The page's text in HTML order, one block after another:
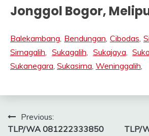
Jonggol Bogor,
Balekambang, Bendungan, Cibodas,
Sirnagalih, Sukagalih, Sukajaya,
Sukanegara, Sukasirna, Weninggalih,
PostPrevious:
TLP/WA 081222333850
TLP/